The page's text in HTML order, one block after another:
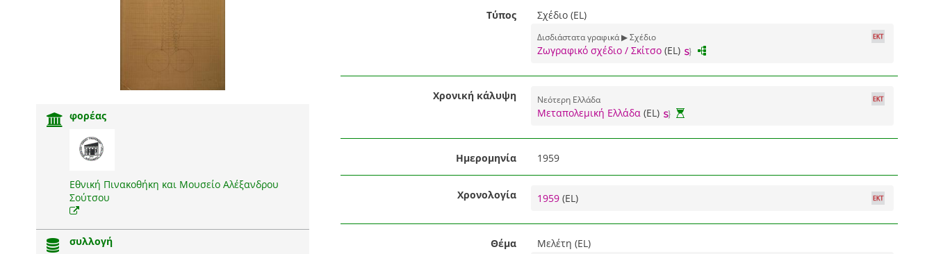
φορέας
Εθνική Πινακοθήκη και Μουσείο Αλέξανδρου
Σούτσου
συλλογή
Τύπος Σχέδιο (EL)
Δισδιάστατα γραφικά ▶ Σχέδιο
Ζωγραφικό σχέδιο / Σκίτσο(EL)
Χρονική κάλυψη Νεότερη Ελλάδα
Μεταπολεμική Ελλάδα(EL)
Ημερομηνία 1959
Χρονολογία 1959 (EL)
Θέμα Μελέτη (EL)